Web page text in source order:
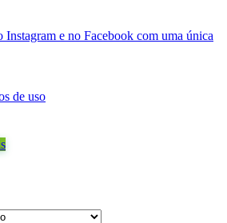
Instagram e no Facebook com uma única
de uso